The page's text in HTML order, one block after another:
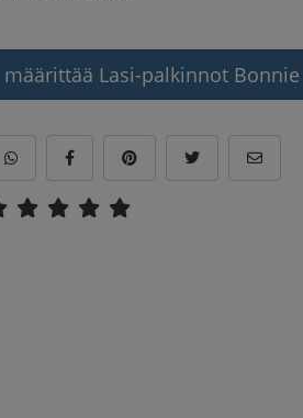
määrittää Lasi-palkinnot Bonnie